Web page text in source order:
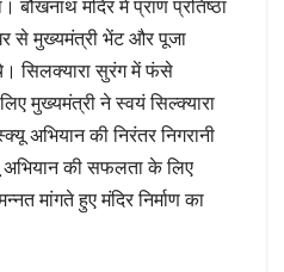
बौखनाथ मंदिर में प्राण प्रतिष्ठा
से मुख्यमंत्री भेंट और पूजा
सिलक्यारा सुरंग में फंसे
मुख्यमंत्री ने स्वयं सिल्क्यारा
अभियान की निरंतर निगरानी
अभियान की सफलता के लिए
मांगते हुए मंदिर निर्माण का